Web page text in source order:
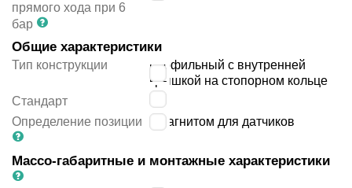
прямого хода при 6
бар
Общие характеристики
Тип конструкции
профильный с внутренней
крышкой на стопорном кольце
Стандарт
Определение позиции
с магнитом для датчиков
Массо-габаритные и монтажные характеристики